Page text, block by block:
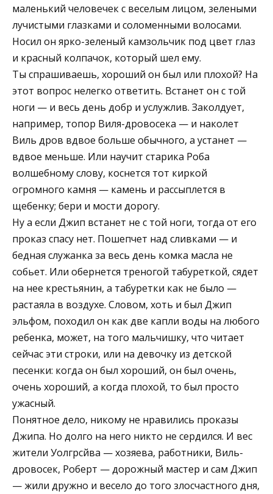
маленький человечек с веселым лицом, зелеными
лучистыми глазками и соломенными волосами.
Носил он ярко-зеленый камзольчик под цвет глаз
и красный колпачок, который шел ему.
Ты спрашиваешь, хороший он был или плохой? На
этот вопрос нелегко ответить. Встанет он с той
ноги — и весь день добр и услужлив. Заколдует,
например, топор Виля-дровосека — и наколет
Виль дров вдвое больше обычного, а устанет —
вдвое меньше. Или научит старика Роба
волшебному слову, коснется тот киркой
огромного камня — камень и рассыплется в
щебенку; бери и мости дорогу.
Ну а если Джип встанет не с той ноги, тогда от его
проказ спасу нет. Пошепчет над сливками — и
бедная служанка за весь день комка масла не
собьет. Или обернется треногой табуреткой, сядет
на нее крестьянин, а табуретки как не было —
растаяла в воздухе. Словом, хоть и был Джип
эльфом, походил он как две капли воды на любого
ребенка, может, на того мальчишку, что читает
сейчас эти строки, или на девочку из детской
песенки: когда он был хороший, он был очень,
очень хороший, а когда плохой, то был просто
ужасный.
Понятное дело, никому не нравились проказы
Джипа. Но долго на него никто не сердился. И вес
жители Уолгрсйва — хозяева, работники, Виль-
дровосек, Роберт — дорожный мастер и сам Джип
— жили дружно и весело до того злосчастного дня,